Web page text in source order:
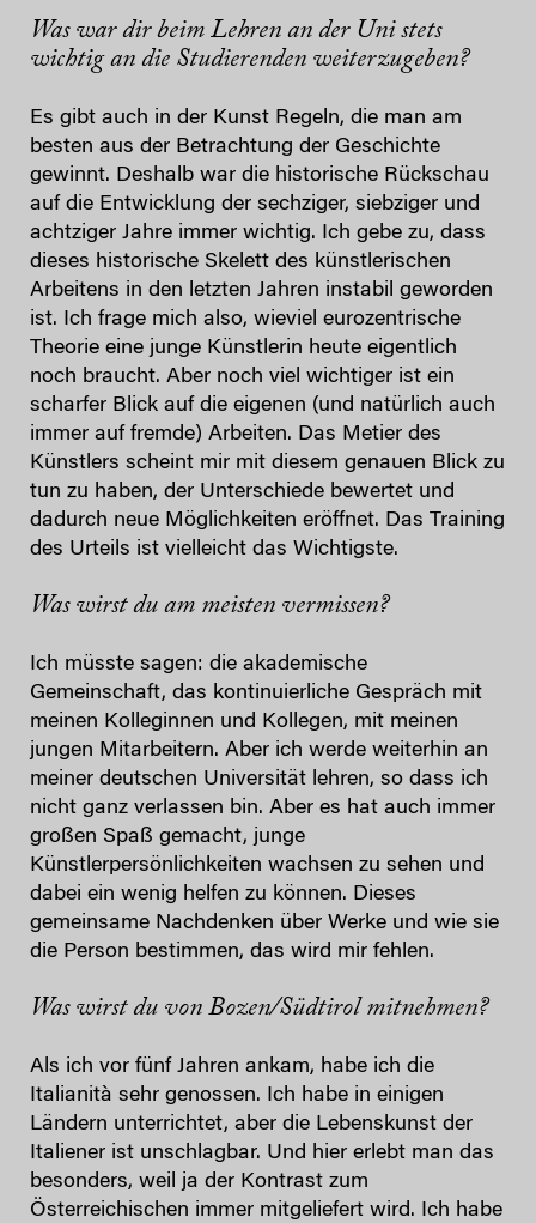
Was war dir beim Lehren an der Uni stets
wichtig an die Studierenden weiterzugeben?
Es gibt auch in der Kunst Regeln, die man am
besten aus der Betrachtung der Geschichte
gewinnt. Deshalb war die historische Rückschau
auf die Entwicklung der sechziger, siebziger und
achtziger Jahre immer wichtig. Ich gebe zu, dass
dieses historische Skelett des künstlerischen
Arbeitens in den letzten Jahren instabil geworden
ist. Ich frage mich also, wieviel eurozentrische
Theorie eine junge Künstlerin heute eigentlich
noch braucht. Aber noch viel wichtiger ist ein
scharfer Blick auf die eigenen (und natürlich auch
immer auf fremde) Arbeiten. Das Metier des
Künstlers scheint mir mit diesem genauen Blick zu
tun zu haben, der Unterschiede bewertet und
dadurch neue Möglichkeiten eröffnet. Das Training
des Urteils ist vielleicht das Wichtigste.
Was wirst du am meisten vermissen?
Ich müsste sagen: die akademische
Gemeinschaft, das kontinuierliche Gespräch mit
meinen Kolleginnen und Kollegen, mit meinen
jungen Mitarbeitern. Aber ich werde weiterhin an
meiner deutschen Universität lehren, so dass ich
nicht ganz verlassen bin. Aber es hat auch immer
großen Spaß gemacht, junge
Künstlerpersönlichkeiten wachsen zu sehen und
dabei ein wenig helfen zu können. Dieses
gemeinsame Nachdenken über Werke und wie sie
die Person bestimmen, das wird mir fehlen.
Was wirst du von Bozen/Südtirol mitnehmen?
Als ich vor fünf Jahren ankam, habe ich die
Italianità sehr genossen. Ich habe in einigen
Ländern unterrichtet, aber die Lebenskunst der
Italiener ist unschlagbar. Und hier erlebt man das
besonders, weil ja der Kontrast zum
Österreichischen immer mitgeliefert wird. Ich habe